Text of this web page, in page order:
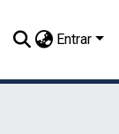
Entrar